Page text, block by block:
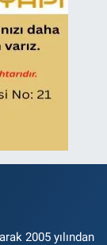
2005 yılından